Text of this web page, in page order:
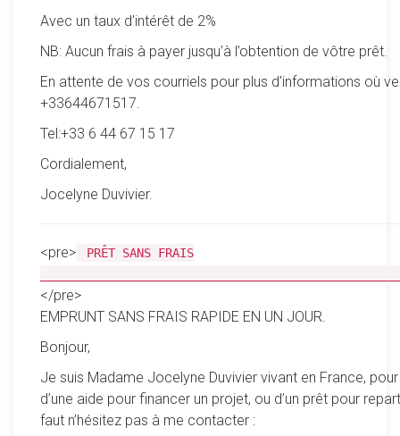
Avec un taux d’intérêt de 2%
NB: Aucun frais à payer jusqu’à l’obtention de vôtre prêt.
En attente de vos courriels pour plus d’informations où
+33644671517.
Tel:+33 6 44 67 15 17
Cordialement,
Jocelyne Duvivier.
<pre>
PRÊT SANS FRAIS
</pre>
EMPRUNT SANS FRAIS RAPIDE EN UN JOUR.
Bonjour,
Je suis Madame Jocelyne Duvivier vivant en France,
d’une aide pour financer un projet, ou d’un prêt pour
faut n’hésitez pas à me contacter :